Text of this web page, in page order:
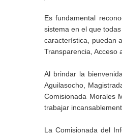
Es fundamental
sistema en el que
característica, puedan
Transparencia, Acceso
Al brindar la
Aguilasocho,
Comisionada Morales
trabajar
La Comisionada del